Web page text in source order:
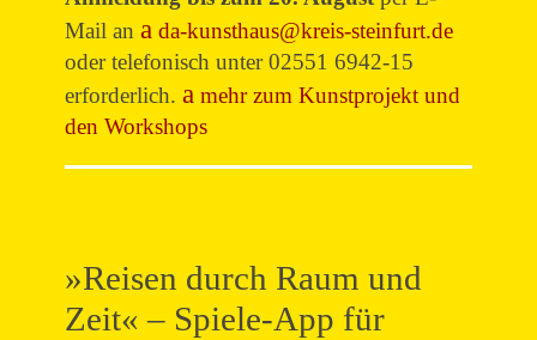
Mail an
da-kunsthaus@kreis-steinfurt.de
oder telefonisch unter 02551 6942-15
erforderlich.
mehr zum Kunstprojekt und
den Workshops
»Reisen durch Raum und
Zeit« – Spiele-App für